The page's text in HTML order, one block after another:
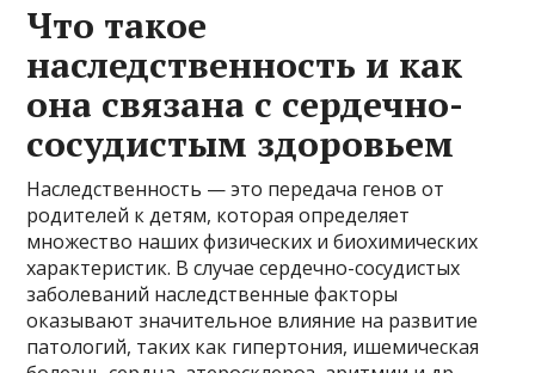
Что такое
наследственность и как
она связана с сердечно-
сосудистым здоровьем
Наследственность — это передача генов от
родителей к детям, которая определяет
множество наших физических и биохимических
характеристик. В случае сердечно-сосудистых
заболеваний наследственные факторы
оказывают значительное влияние на развитие
патологий, таких как гипертония, ишемическая